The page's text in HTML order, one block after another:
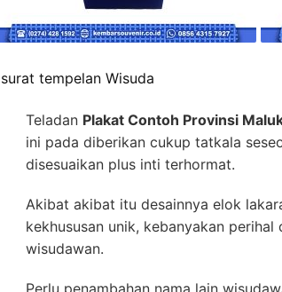
surat tempelan Wisuda
Teladan Plakat Contoh Provinsi
ini pada diberikan cukup tatkala
disesuaikan plus inti terhormat.
Akibat akibat itu desainnya elok
kekhususan unik, kebanyakan
wisudawan.
Perlu penambahan nama lain